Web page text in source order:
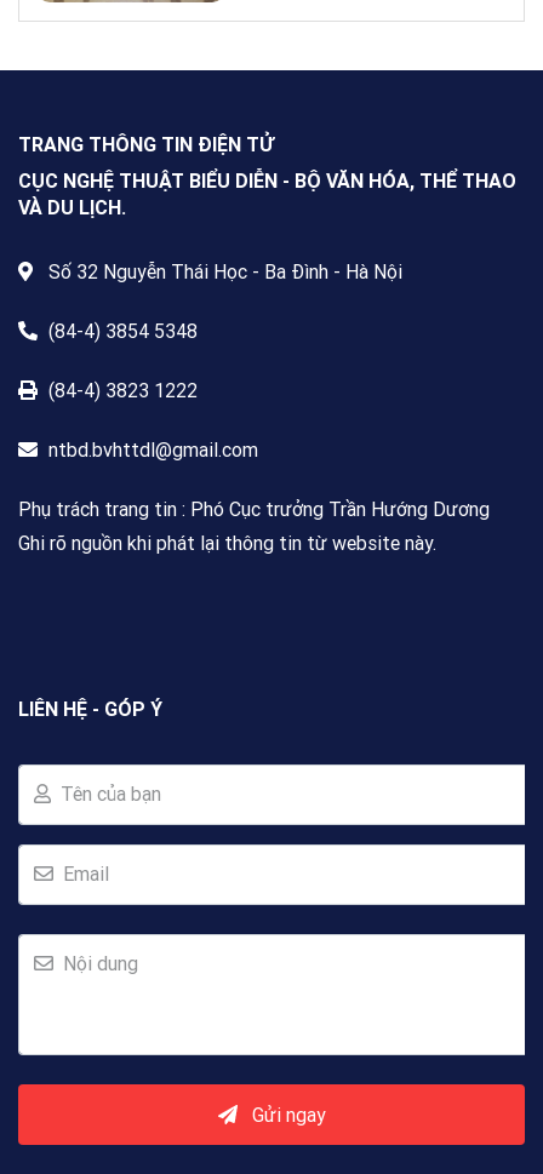
NXBGDVN phối hợp với Hội Nhà
Nam trong và ngoài nước, không
giới hạn độ tuổi, nghề nghiệp hay
nơi cư trú.
TRANG THÔNG TIN ĐIỆN TỬ
CỤC NGHỆ THUẬT BIỂU DIỄN - BỘ VĂN HÓA, THỂ THAO
VÀ DU LỊCH.
Số 32 Nguyễn Thái Học - Ba Đình - Hà Nội
(84-4) 3854 5348
(84-4) 3823 1222
ntbd.bvhttdl@gmail.com
Phụ trách trang tin : Phó Cục trưởng Trần Hướng Dương
Ghi rõ nguồn khi phát lại thông tin từ website này.
LIÊN HỆ - GÓP Ý
Tên của bạn
Email
Nội dung
Gửi ngay